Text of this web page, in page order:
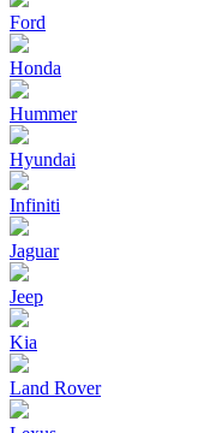
Ford
Honda
Hummer
Hyundai
Infiniti
Jaguar
Jeep
Kia
Land Rover